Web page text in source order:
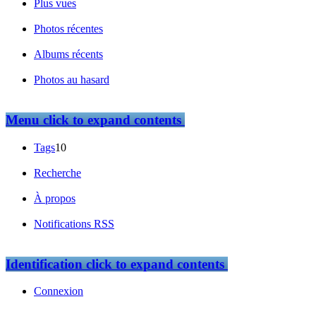
Plus vues
Photos récentes
Albums récents
Photos au hasard
Menuclick to expand contents
Tags10
Recherche
À propos
Notifications RSS
Identificationclick to expand contents
Connexion